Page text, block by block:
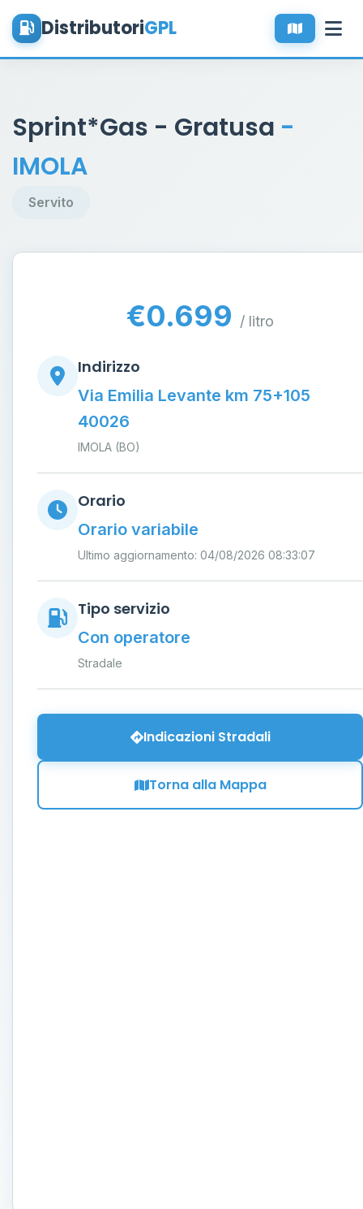
DistributoriGPL
Sprint*Gas - Gratusa -
IMOLA
Servito
€0.699 / litro
Indirizzo
Via Emilia Levante km 75+105
40026
IMOLA (BO)
Orario
Orario variabile
Ultimo aggiornamento: 04/08/2026 08:33:07
Tipo servizio
Con operatore
Stradale
Indicazioni Stradali
Torna alla Mappa